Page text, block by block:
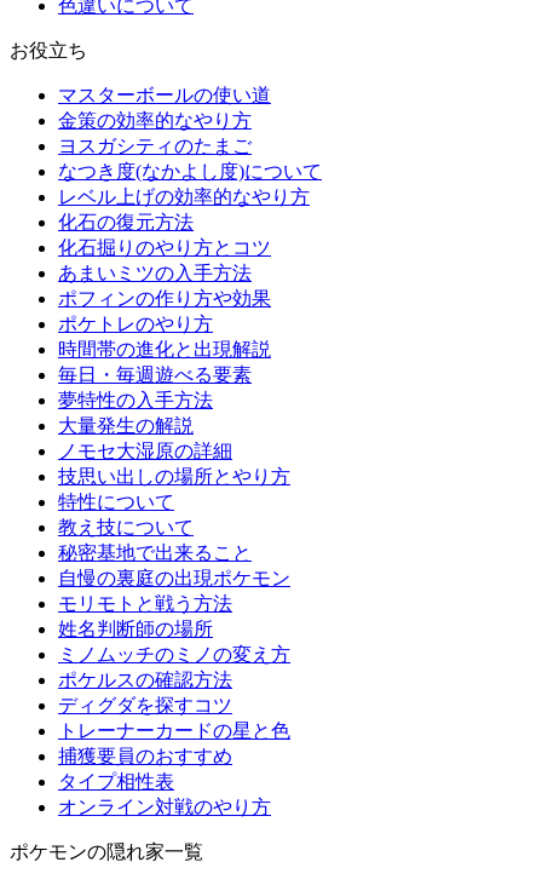
色違いについて
お役立ち
マスターボールの使い道
金策の効率的なやり方
ヨスガシティのたまご
なつき度(なかよし度)について
レベル上げの効率的なやり方
化石の復元方法
化石掘りのやり方とコツ
あまいミツの入手方法
ポフィンの作り方や効果
ポケトレのやり方
時間帯の進化と出現解説
毎日・毎週遊べる要素
夢特性の入手方法
大量発生の解説
ノモセ大湿原の詳細
技思い出しの場所とやり方
特性について
教え技について
秘密基地で出来ること
自慢の裏庭の出現ポケモン
モリモトと戦う方法
姓名判断師の場所
ミノムッチのミノの変え方
ポケルスの確認方法
ディグダを探すコツ
トレーナーカードの星と色
捕獲要員のおすすめ
タイプ相性表
オンライン対戦のやり方
ポケモンの隠れ家一覧